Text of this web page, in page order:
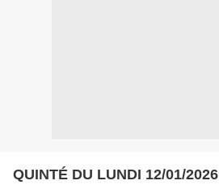
QUINTÉ DU LUNDI 12/01/2026